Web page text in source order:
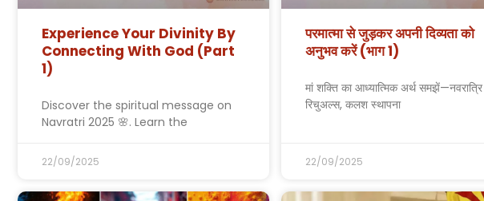
Experience Your Divinity By
Connecting With God (Part
1)
Discover the spiritual message on
Navratri 2025 🌸. Learn the
22/09/2025
परमात्मा से जुड़कर अपनी दिव्यता को
अनुभव करें (भाग 1)
मां शक्ति का आध्यात्मिक अर्थ
रिचुअल्स, कलश स्थापना
22/09/2025